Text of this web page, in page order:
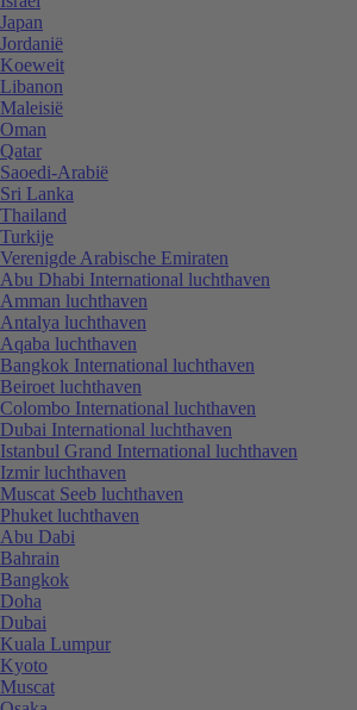
Japan
Jordanië
Koeweit
Libanon
Maleisië
Oman
Qatar
Saoedi-Arabië
Sri Lanka
Thailand
Turkije
Verenigde Arabische Emiraten
Abu Dhabi International luchthaven
Amman luchthaven
Antalya luchthaven
Aqaba luchthaven
Bangkok International luchthaven
Beiroet luchthaven
Colombo International luchthaven
Dubai International luchthaven
Istanbul Grand International luchthaven
Izmir luchthaven
Muscat Seeb luchthaven
Phuket luchthaven
Abu Dabi
Bahrain
Bangkok
Doha
Dubai
Kuala Lumpur
Kyoto
Muscat